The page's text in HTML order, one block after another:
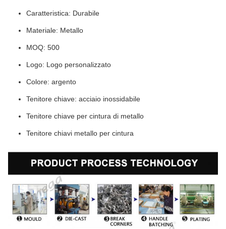
Caratteristica: Durabile
Materiale: Metallo
MOQ: 500
Logo: Logo personalizzato
Colore: argento
Tenitore chiave: acciaio inossidabile
Tenitore chiave per cintura di metallo
Tenitore chiavi metallo per cintura